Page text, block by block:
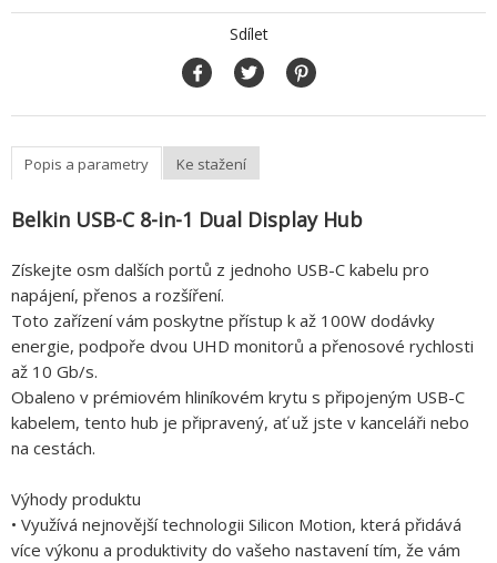
Sdílet
Popis a parametry Ke stažení
Belkin USB-C 8-in-1 Dual Display Hub
Získejte osm dalších portů z jednoho USB-C kabelu pro
napájení, přenos a rozšíření.
Toto zařízení vám poskytne přístup k až 100W dodávky
energie, podpoře dvou UHD monitorů a přenosové rychlosti
až 10 Gb/s.
Obaleno v prémiovém hliníkovém krytu s připojeným USB-C
kabelem, tento hub je připravený, ať už jste v kanceláři nebo
na cestách.
Výhody produktu
• Využívá nejnovější technologii Silicon Motion, která přidává
více výkonu a produktivity do vašeho nastavení tím, že vám